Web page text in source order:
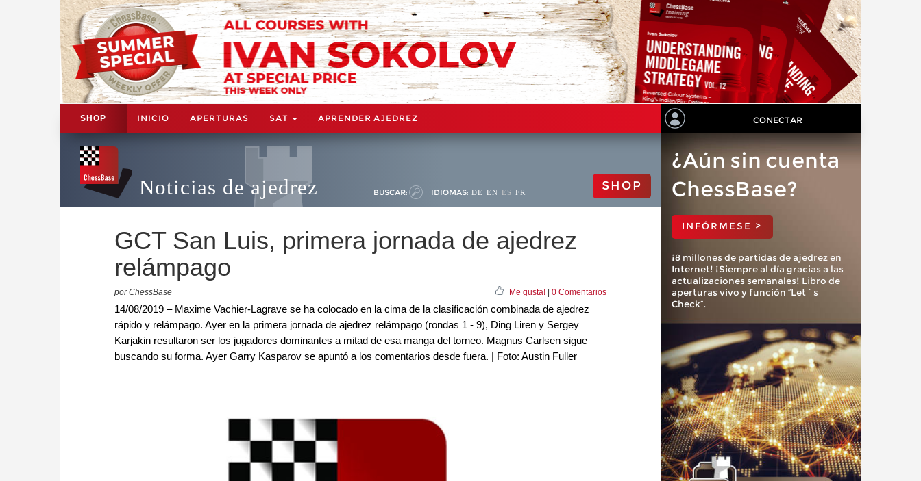
SHOP INICIO APERTURAS SAT APRENDER AJEDREZ CONECTAR
Noticias de ajedrez BUSCAR: IDIOMAS: DE EN ES FR SHOP
GCT San Luis, primera jornada de ajedrez
relámpago
por ChessBase Me gusta!| 0 Comentarios
14/08/2019 – Maxime Vachier-Lagrave se ha colocado en la cima de la clasificación combinada de ajedrez
rápido y relámpago. Ayer en la primera jornada de ajedrez relámpago (rondas 1 - 9), Ding Liren y Sergey
Karjakin resultaron ser los jugadores dominantes a mitad de esa manga del torneo. Magnus Carlsen sigue
buscando su forma. Ayer Garry Kasparov se apuntó a los comentarios desde fuera. | Foto: Austin Fuller
¿Aún sin cuenta
ChessBase?
INFÓRMESE >
¡8 millones de partidas de ajedrez en
Internet! ¡Siempre al día gracias a las
actualizaciones semanales! Libro de
aperturas vivo y función “Let´s
Check”.